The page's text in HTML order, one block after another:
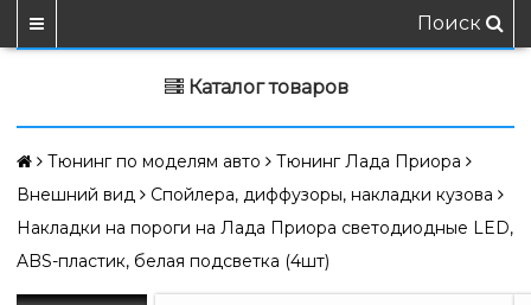
Поиск
Каталог товаров
Тюнинг по моделям авто
Тюнинг Лада Приора
Внешний вид
Спойлера, диффузоры, накладки кузова
Накладки на пороги на Лада Приора светодиодные LED,
ABS-пластик, белая подсветка (4шт)